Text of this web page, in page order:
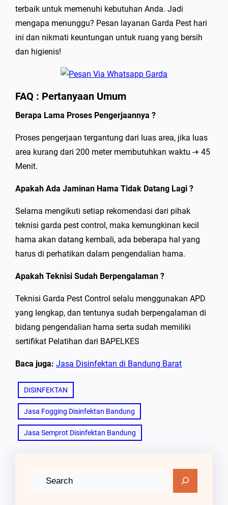
terbaik untuk memenuhi kebutuhan Anda. Jadi
mengapa menunggu? Pesan layanan Garda Pest hari
ini dan nikmati keuntungan untuk ruang yang bersih
dan higienis!
FAQ : Pertanyaan Umum
Berapa Lama Proses Pengerjaannya ?
Proses pengerjaan tergantung dari luas area, jika luas
area kurang dari 200 meter membutuhkan waktu -+ 45
Menit.
Apakah Ada Jaminan Hama Tidak Datang Lagi ?
Selama mengikuti setiap rekomendasi dari pihak
teknisi garda pest control, maka kemungkinan kecil
hama akan datang kembali, ada beberapa hal yang
harus di perhatikan dalam pengendalian hama.
Apakah Teknisi Sudah Berpengalaman ?
Teknisi Garda Pest Control selalu menggunakan APD
yang lengkap, dan tentunya sudah berpengalaman di
bidang pengendalian hama serta sudah memiliki
sertifikat Pelatihan dari BAPELKES
Baca juga: Jasa Disinfektan di Bandung Barat
DISINFEKTAN
Jasa Fogging Disinfektan Bandung
Jasa Semprot Disinfektan Bandung